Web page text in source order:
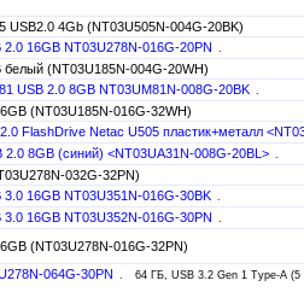
USB2.0 4Gb (NT03U505N-004G-20BK)
16GB NT03U278N-016G-20PN
(NT03U185N-004G-20WH)
USB 2.0 8GB NT03UM81N-008G-20BK
(NT03U185N-016G-32WH)
FlashDrive Netac U505 пластик+металл
8GB (синий) <NT03UA31N-008G-20BL>
032G-32PN)
16GB NT03U351N-016G-30BK
16GB NT03U352N-016G-30PN
(NT03U278N-016G-32PN)
064G-30PN
64 ГБ, USB 3.2 Gen 1 Type-A (5